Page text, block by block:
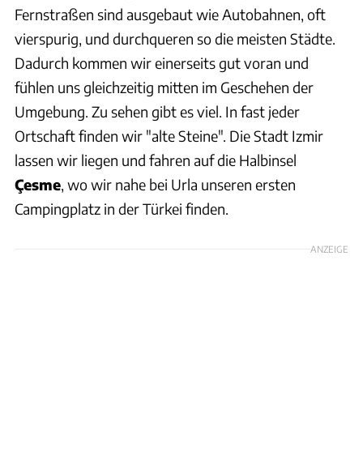
Fernstraßen sind ausgebaut wie Autobahnen, oft
vierspurig, und durchqueren so die meisten Städte.
Dadurch kommen wir einerseits gut voran und
fühlen uns gleichzeitig mitten im Geschehen der
Umgebung. Zu sehen gibt es viel. In fast jeder
Ortschaft finden wir "alte Steine". Die Stadt Izmir
lassen wir liegen und fahren auf die Halbinsel
Çesme, wo wir nahe bei Urla unseren ersten
Campingplatz in der Türkei finden.
ANZEIGE